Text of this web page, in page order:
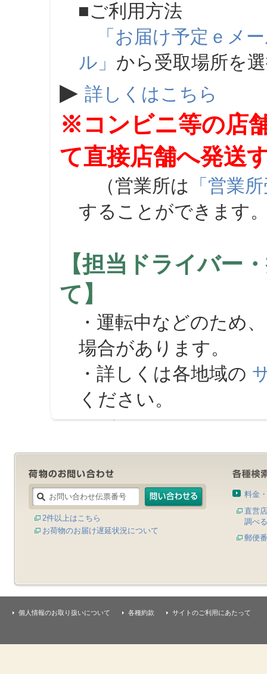
■ご利用方法
「お届け予定ｅメ
ル」 から受取場所を
▶ 詳しくはこちら
※コンビニ等の店
て直接店舗へ発送
（営業所は 「営業
することができます
【担当ドライバー
て】
・運転中などのため
場合があります。
・詳しくは各地域の
ください。
2件以上はこちら
お荷物のお届け遅延状況について
料金
直営
調べる
郵便
個人情報のお取り扱いについて 各種約款 サイトのご利用にあたって